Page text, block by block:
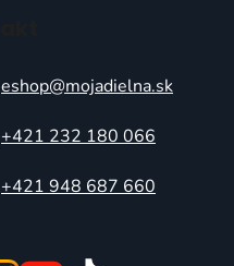
eshop@mojadielna.sk
+421 232 180 066
+421 948 687 660